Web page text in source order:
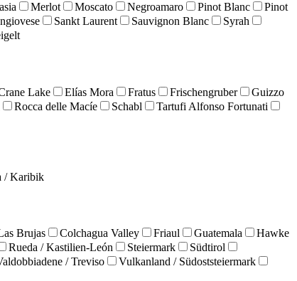
Merlot Moscato Negroamaro Pinot Blanc
Pinot
Sankt Laurent Sauvignon Blanc
Syrah
Lake Elías Mora Fratus Frischengruber
Guizzo
Rocca delle Macíe Schabl
Tartufi Alfonso Fortunati
/ Karibik
Brujas Colchagua Valley Friaul Guatemala
Hawke
Rueda / Kastilien-León Steiermark
Südtirol
/ Treviso
Vulkanland / Südoststeiermark